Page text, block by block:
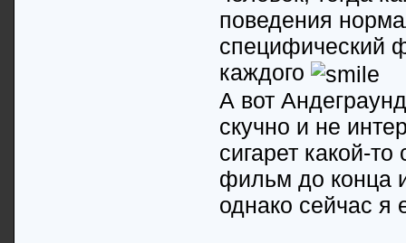
поведения
специфический
каждого
А вот
скучно и не
сигарет какой-
фильм до конца
однако сейчас